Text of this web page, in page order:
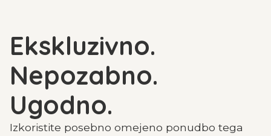
Ekskluzivno.
Nepozabno.
Ugodno.
Izkoristite posebno omejeno ponudbo tega